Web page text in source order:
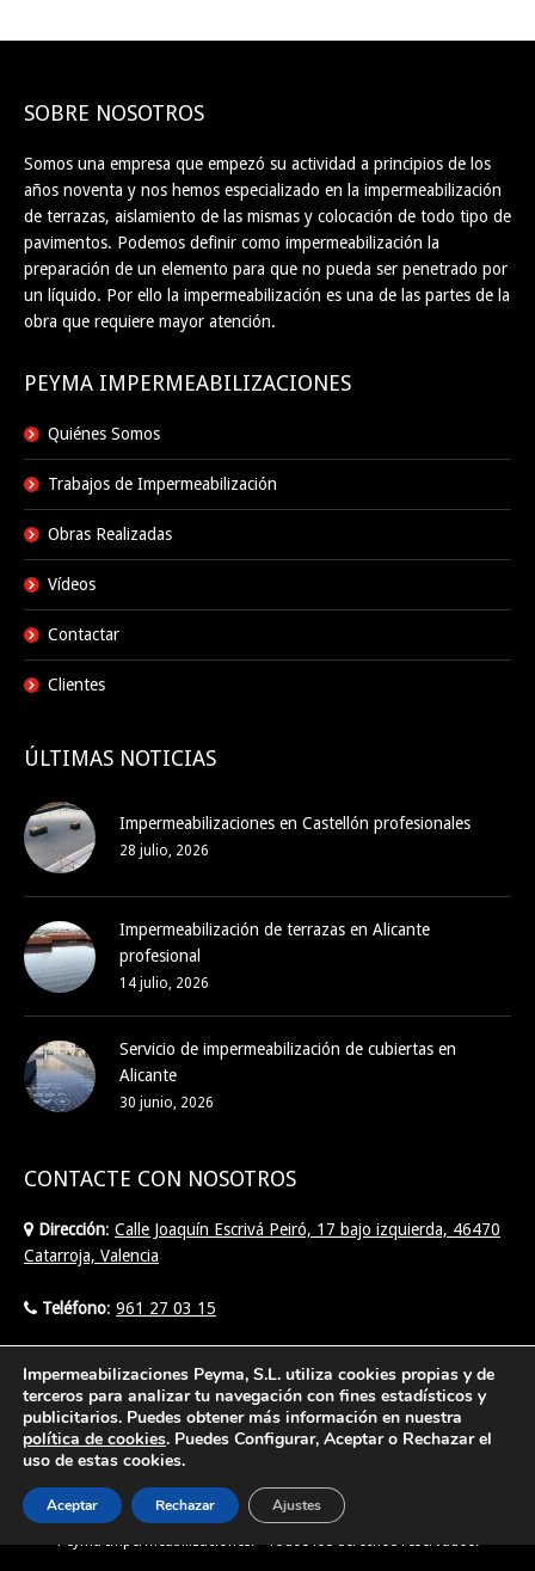
SOBRE NOSOTROS
Somos una empresa que empezó su actividad a principios de los
años noventa y nos hemos especializado en la impermeabilización
de terrazas, aislamiento de las mismas y colocación de todo tipo de
pavimentos. Podemos definir como impermeabilización la
preparación de un elemento para que no pueda ser penetrado por
un líquido. Por ello la impermeabilización es una de las partes de la
obra que requiere mayor atención.
PEYMA IMPERMEABILIZACIONES
Quiénes Somos
Trabajos de Impermeabilización
Obras Realizadas
Vídeos
Contactar
Clientes
ÚLTIMAS NOTICIAS
Impermeabilizaciones en Castellón profesionales
28 julio, 2026
Impermeabilización de terrazas en Alicante
profesional
14 julio, 2026
Servicio de impermeabilización de cubiertas en
Alicante
30 junio, 2026
CONTACTE CON NOSOTROS
Dirección: Calle Joaquín Escrivá Peiró, 17 bajo izquierda, 46470
Catarroja, Valencia
Teléfono: 961 27 03 15
Find us on:
Creado por Tandem Marketing Digital Posicionamiento SEO Valencia
Peyma Impermeabilizaciones. - Todos los derechos reservados.
Impermeabilizaciones Peyma, S.L. utiliza cookies propias y de
terceros para analizar tu navegación con fines estadísticos y
publicitarios. Puedes obtener más información en nuestra
política de cookies. Puedes Configurar, Aceptar o Rechazar el
uso de estas cookies.
Aceptar Rechazar Ajustes